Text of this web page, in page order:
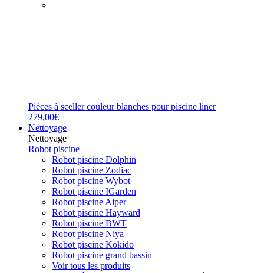
Pièces à sceller couleur blanches pour piscine liner
279,00€
Nettoyage
Nettoyage
Robot piscine
Robot piscine Dolphin
Robot piscine Zodiac
Robot piscine Wybot
Robot piscine IGarden
Robot piscine Aiper
Robot piscine Hayward
Robot piscine BWT
Robot piscine Niya
Robot piscine Kokido
Robot piscine grand bassin
Voir tous les produits